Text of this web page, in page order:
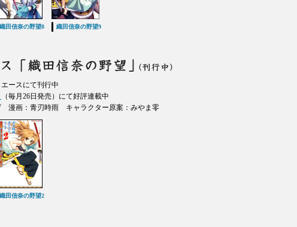
織田信奈の野望8 織田信奈の野望9
ースにて刊行中
（毎月26日発売）にて好評連載中
漫画：青刃時雨 キャラクター原案：みやま零
織田信奈の野望2